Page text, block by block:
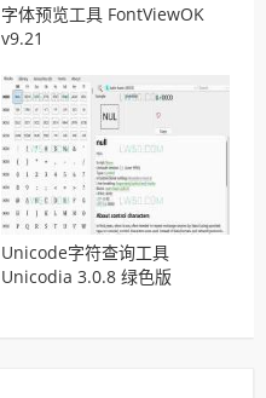
字体预览工具 FontViewOK
v9.21
Unicode字符查询工具
Unicodia 3.0.8 绿色版